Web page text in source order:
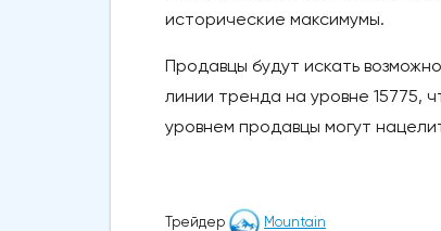
исторические максимумы.
Продавцы будут искать
линии тренда на уровне 15775,
уровнем продавцы могут
Трейдер Mountain